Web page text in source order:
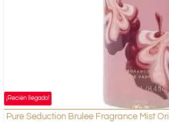
¡Recién llegado!
Pure Seduction Brulee Fragrance Mist